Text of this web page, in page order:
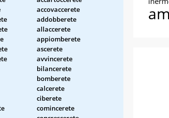
accovaccerete
addobberete
allaccerete
appiomberete
ascerete
avvincerete
bilancerete
bomberete
calcerete
ciberete
comincerete